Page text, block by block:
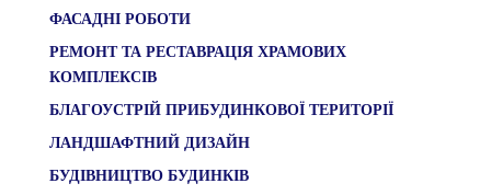
ФАСАДНІ РОБОТИ
РЕМОНТ ТА РЕСТАВРАЦІЯ ХРАМОВИХ
КОМПЛЕКСІВ
БЛАГОУСТРІЙ ПРИБУДИНКОВОЇ ТЕРИТОРІЇ
ЛАНДШАФТНИЙ ДИЗАЙН
БУДІВНИЦТВО БУДИНКІВ